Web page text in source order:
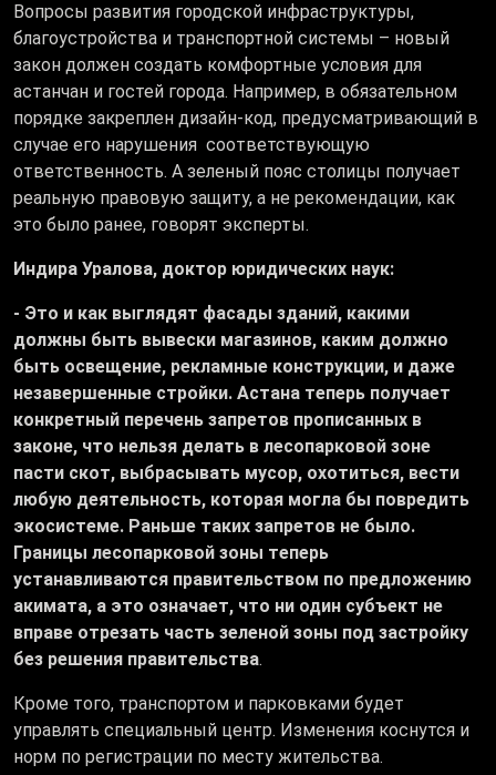
Вопросы развития городской инфраструктуры,
благоустройства и транспортной системы – новый
закон должен создать комфортные условия для
астанчан и гостей города. Например, в обязательном
порядке закреплен дизайн-код, предусматривающий в
случае его нарушения соответствующую
ответственность. А зеленый пояс столицы получает
реальную правовую защиту, а не рекомендации, как
это было ранее, говорят эксперты.
Индира Уралова, доктор юридических наук:
- Это и как выглядят фасады зданий, какими
должны быть вывески магазинов, каким должно
быть освещение, рекламные конструкции, и даже
незавершенные стройки. Астана теперь получает
конкретный перечень запретов прописанных в
законе, что нельзя делать в лесопарковой зоне
пасти скот, выбрасывать мусор, охотиться, вести
любую деятельность, которая могла бы повредить
экосистеме. Раньше таких запретов не было.
Границы лесопарковой зоны теперь
устанавливаются правительством по предложению
акимата, а это означает, что ни один субъект не
вправе отрезать часть зеленой зоны под застройку
без решения правительства.
Кроме того, транспортом и парковками будет
управлять специальный центр. Изменения коснутся и
норм по регистрации по месту жительства.